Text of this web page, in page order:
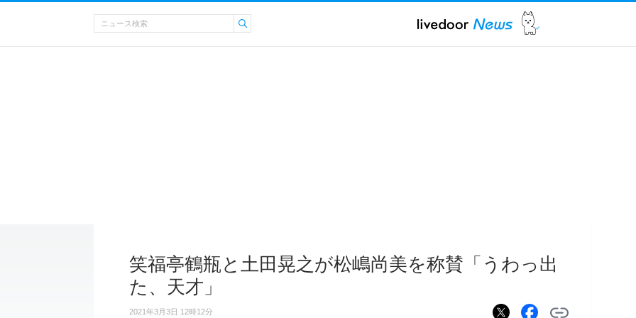
笑福亭鶴瓶と土田晃之が松嶋尚美を称賛「うわっ出
た、天才」
2021年3月3日 12時12分